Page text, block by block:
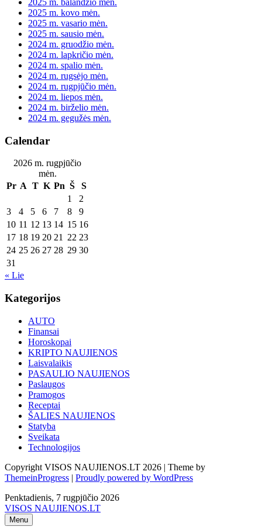
2025 m. kovo mėn.
2025 m. vasario mėn.
2025 m. sausio mėn.
2024 m. gruodžio mėn.
2024 m. lapkričio mėn.
2024 m. spalio mėn.
2024 m. rugsėjo mėn.
2024 m. rugpjūčio mėn.
2024 m. liepos mėn.
2024 m. birželio mėn.
2024 m. gegužės mėn.
Calendar
2026 m. rugpjūčio
mėn.
Pr A T K Pn Š
S
1
2
3
4 5 6 7 8
9
10 11 12 13 14 15 16
17 18 19 20 21 22 23
24 25 26 27 28 29 30
31
« Lie
Kategorijos
AUTO
Finansai
Horoskopai
KRIPTO NAUJIENOS
Laisvalaikis
PASAULIO NAUJIENOS
Paslaugos
Pramogos
Receptai
ŠALIES NAUJIENOS
Statyba
Sveikata
Technologijos
Copyright VISOS NAUJIENOS.LT 2026 | Theme by
ThemeinProgress | Proudly powered by WordPress
Penktadienis, 7 rugpjūčio 2026
VISOS NAUJIENOS.LT
Menu